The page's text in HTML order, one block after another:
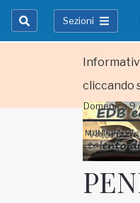
cliccando
Sezioni
Domenica
MUNICIPIO 1